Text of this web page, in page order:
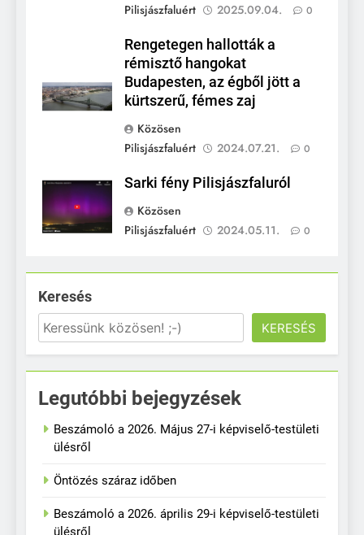
Pilisjászfaluért
2025.09.04. 0
Rengetegen hallották a
rémisztő hangokat
Budapesten, az égből jött a
kürtszerű, fémes zaj
Közösen
Pilisjászfaluért
2024.07.21. 0
Sarki fény Pilisjászfaluról
Közösen
Pilisjászfaluért
2024.05.11. 0
Keresés
KERESÉS
Legutóbbi bejegyzések
Beszámoló a 2026. Május 27-i képviselő-testületi
ülésről
Öntözés száraz időben
Beszámoló a 2026. április 29-i képviselő-testületi
ülésről